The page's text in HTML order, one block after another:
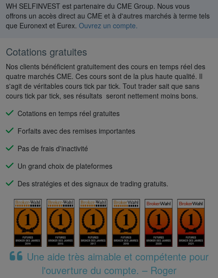
WH SELFINVEST est partenaire du CME Group. Nous vous
offrons un accès direct au CME et à d'autres marchés à terme tels
que Euronext et Eurex. Ouvrez un compte.
Cotations gratuites
Nos clients bénéficient gratuitement des cours en temps réel des
quatre marchés CME. Ces cours sont de la plus haute qualité. Il
s'agit de véritables cours tick par tick. Tout trader sait que sans
cours tick par tick, ses résultats seront nettement moins bons.
Cotations en temps réel gratuites
Forfaits avec des remises importantes
Pas de frais d'inactivité
Un grand choix de plateformes
Des stratégies et des signaux de trading gratuits.
Une aide très aimable et compétente pour
l'ouverture du compte. – Roger